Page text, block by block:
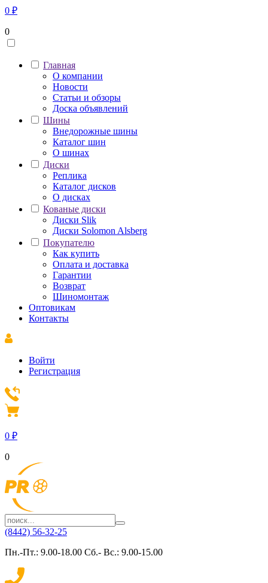
0 ₽
0
Главная
О компании
Новости
Статьи и обзоры
Доска объявлений
Шины
Внедорожные шины
Каталог шин
О шинах
Диски
Реплика
Каталог дисков
О дисках
Кованые диски
Диски Slik
Диски Solomon Alsberg
Покупателю
Как купить
Оплата и доставка
Гарантии
Возврат
Шиномонтаж
Оптовикам
Контакты
Войти
Регистрация
0 ₽
0
(8442) 56-32-25
Пн.-Пт.: 9.00-18.00 Сб.- Вс.: 9.00-15.00